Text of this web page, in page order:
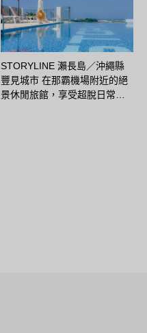
STORYLINE 瀨長島／沖繩縣
豐見城市 在那霸機場附近的絕
景休閒旅館，享受超脫日常…